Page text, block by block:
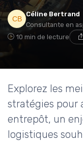
Céline Bertrand
Consultante en
10 min de lecture
Explorez les
stratégies pour
entrepôt, un
logistiques